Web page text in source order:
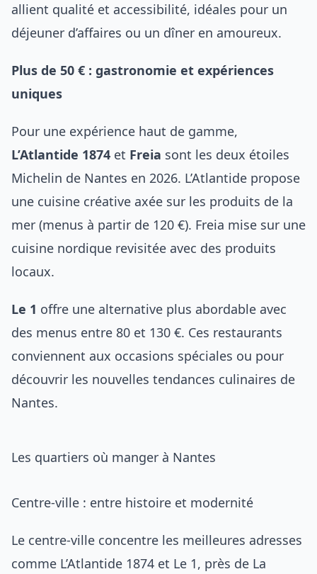
allient qualité et accessibilité, idéales pour un
déjeuner d’affaires ou un dîner en amoureux.
Plus de 50 € : gastronomie et expériences
uniques
Pour une expérience haut de gamme,
L’Atlantide 1874 et Freia sont les deux étoiles
Michelin de Nantes en 2026. L’Atlantide propose
une cuisine créative axée sur les produits de la
mer (menus à partir de 120 €). Freia mise sur une
cuisine nordique revisitée avec des produits
locaux.
Le 1 offre une alternative plus abordable avec
des menus entre 80 et 130 €. Ces restaurants
conviennent aux occasions spéciales ou pour
découvrir les nouvelles tendances culinaires de
Nantes.
Les quartiers où manger à Nantes
Centre-ville : entre histoire et modernité
Le centre-ville concentre les meilleures adresses
comme L’Atlantide 1874 et Le 1, près de La